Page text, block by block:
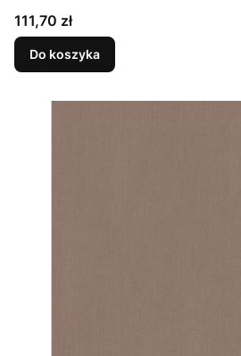
Cena
111,70 zł
Do koszyka